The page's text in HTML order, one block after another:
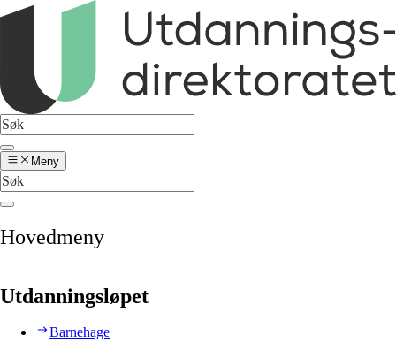
Meny
Hovedmeny
Utdanningsløpet
Barnehage